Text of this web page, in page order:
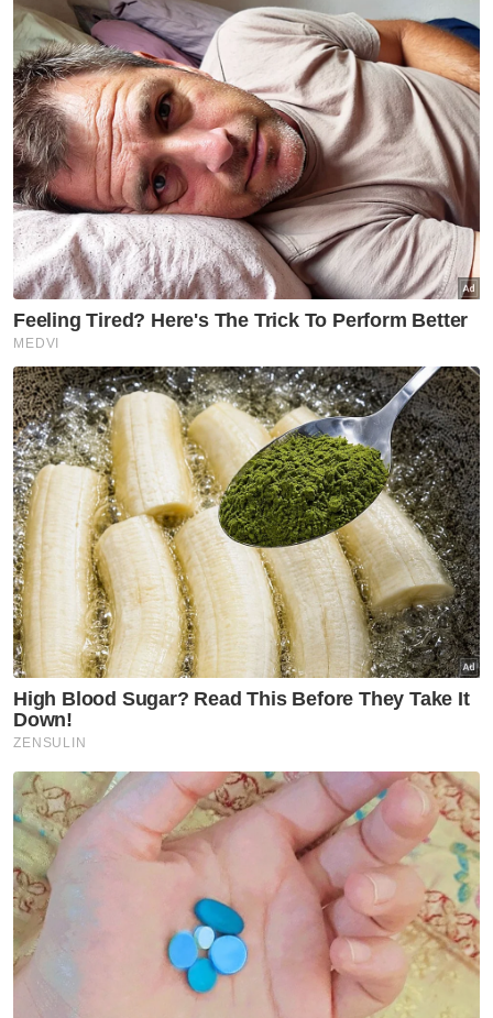
peruntukan awal RM421 bilion.
Artikel Berkaitan:
Belanjawan 2026 utamakan keperluan rakyat
Rasionalisasi subsidi BUDI95 bukan diskriminasi
Belanjawan 2026: Pendidikan percuma kini bukan
lagi retorik
Pemandu e-hailing, p-hailing didaftar sebagai ahli
KWSP di bawah i-Saraan Plus baharu
Belanjawan 2026: Reformasi menyeluruh sistem
bantuan, subsidi perlu dibentang – Wan Saiful
Belanjawan 2026: Pendidikan kekal sebagai agenda
nasional utama - NUTP
Belanjawan 2024 pula berjumlah RM407.5
bilion.
Ringkasan AI
Kementerian Pendidikan memandang
Belanjawan 2026 sebagai komitmen kuat
kerajaan dalam meningkatkan sistem
pendidikan
Fadhlina Sidek menyatakan keutamaan
yang diberikan kepada KPM menunjukkan
kesungguhan kerajaan dalam reformasi
Belanjawan ini menitikberatkan pembinaan
sekolah yang lebih kondusif, pengukuhan
TVET, serta pemerkasaan bahasa
Penghargaan diberikan kepada Perdana
Menteri dan Jemaah Menteri atas
keberterusan bantuan awal persekolahan
Perdana Menteri, Datuk Seri Anwar
Ibrahim, membentangkan Belanjawan
2026 berjumlah RM419.2 bilion,